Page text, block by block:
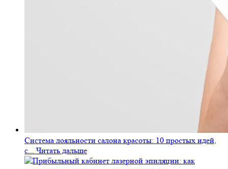
Система лояльности салона красоты: 10 простых идей,
с... Читать дальше